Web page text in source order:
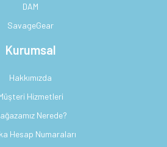
DAM
SavageGear
Kurumsal
Hakkımızda
Hizmetleri
Nerede?
Hesap Numaraları